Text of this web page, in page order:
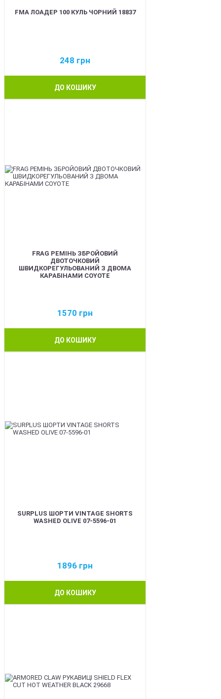
FMA ЛОАДЕР 100 КУЛЬ ЧОРНИЙ 18837
248 грн
ДО КОШИКУ
FRAG РЕМІНЬ ЗБРОЙОВИЙ
ДВОТОЧКОВИЙ
ШВИДКОРЕГУЛЬОВАНИЙ З ДВОМА
КАРАБІНАМИ COYOTE
1570 грн
ДО КОШИКУ
SURPLUS ШОРТИ VINTAGE SHORTS
WASHED OLIVE 07-5596-01
1896 грн
ДО КОШИКУ